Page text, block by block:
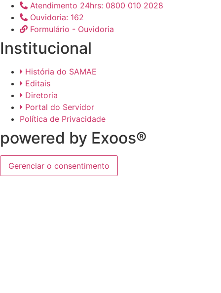
Atendimento 24hrs: 0800 010 2028
Ouvidoria: 162
Formulário - Ouvidoria
Institucional
História do SAMAE
Editais
Diretoria
Portal do Servidor
Política de Privacidade
powered by Exoos®
Gerenciar o consentimento